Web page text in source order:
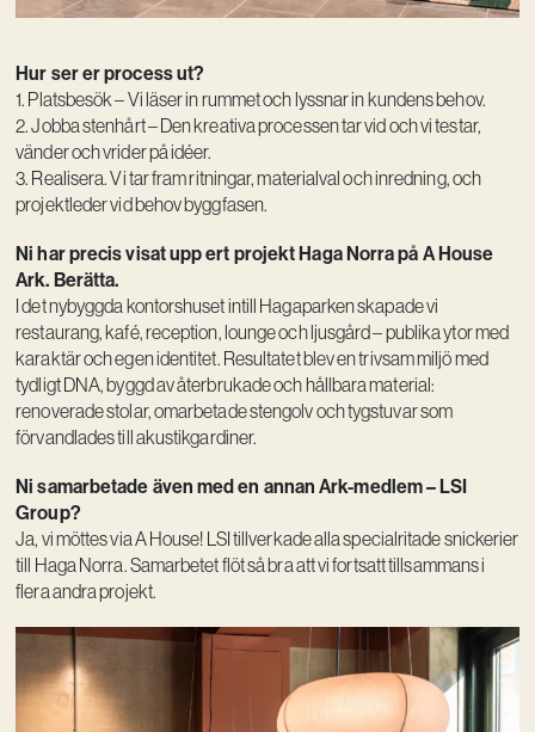
Hur ser er process ut?
1. Platsbesök – Vi läser in rummet och lyssnar in kundens behov.
2. Jobba stenhårt – Den kreativa processen tar vid och vi testar,
vänder och vrider på idéer.
3. Realisera. Vi tar fram ritningar, materialval och inredning, och
projektleder vid behov byggfasen.
Ni har precis visat upp ert projekt Haga Norra på A House
Ark. Berätta.
I det nybyggda kontorshuset intill Hagaparken skapade vi
restaurang, kafé, reception, lounge och ljusgård – publika ytor med
karaktär och egen identitet. Resultatet blev en trivsam miljö med
tydligt DNA, byggd av återbrukade och hållbara material:
renoverade stolar, omarbetade stengolv och tygstuvar som
förvandlades till akustikgardiner.
Ni samarbetade även med en annan Ark-medlem – LSI
Group?
Ja, vi möttes via A House! LSI tillverkade alla specialritade snickerier
till Haga Norra. Samarbetet flöt så bra att vi fortsatt tillsammans i
flera andra projekt.